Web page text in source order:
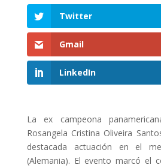
Twitter
Gmail
LinkedIn
La ex campeona
Rosangela Cristina Oliveira
destacada actuación en el
(Alemania). El evento marcó el